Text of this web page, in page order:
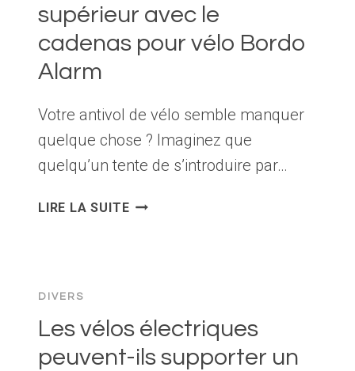
supérieur avec le
cadenas pour vélo Bordo
Alarm
Votre antivol de vélo semble manquer
quelque chose ? Imaginez que
quelqu’un tente de s’introduire par…
LIRE LA SUITEABUS
UN
NIVEAU
SUPÉRIEUR
DIVERS
Les vélos électriques
peuvent-ils supporter un